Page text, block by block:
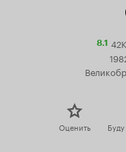
8.1 42K
Оценить